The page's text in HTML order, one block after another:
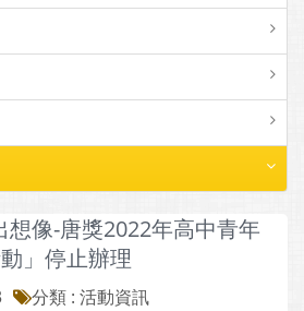
想像-唐獎2022年高中青年
」停止辦理
分類 : 活動資訊